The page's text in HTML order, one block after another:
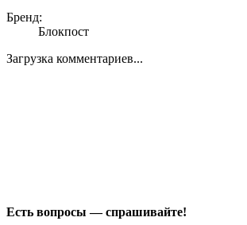
Бренд:
Блокпост
Загрузка комментариев...
Есть вопросы — спрашивайте!